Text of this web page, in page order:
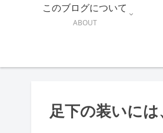
このブログについて
ABOUT
足下の装いに